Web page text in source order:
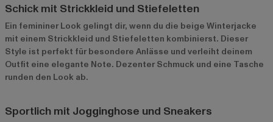
Schick mit Strickkleid und Stiefeletten
Ein femininer Look gelingt dir, wenn du die beige Winterjacke
mit einem Strickkleid und Stiefeletten kombinierst. Dieser
Style ist perfekt für besondere Anlässe und verleiht deinem
Outfit eine elegante Note. Dezenter Schmuck und eine Tasche
runden den Look ab.
Sportlich mit Jogginghose und Sneakers